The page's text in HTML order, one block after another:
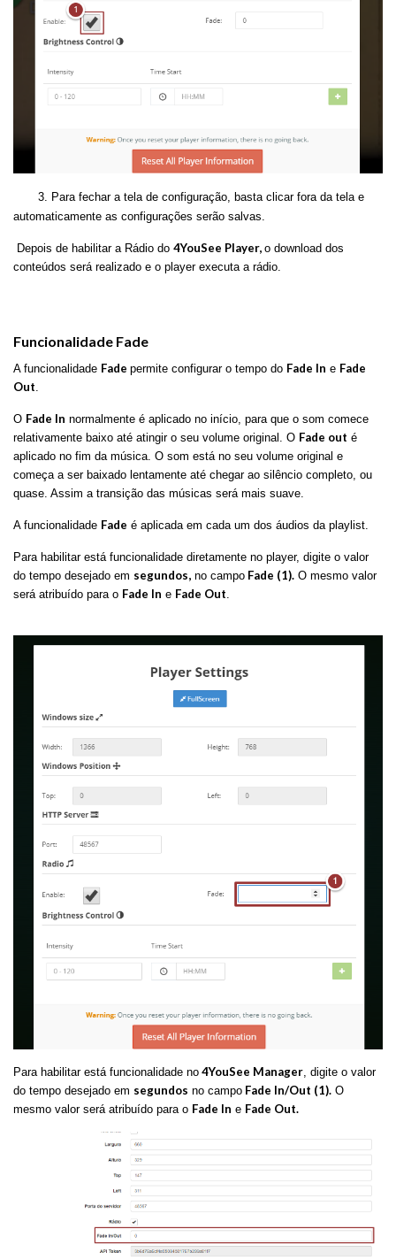
3. Para fechar a tela de configuração, basta clicar fora da tela e
automaticamente as configurações serão salvas.
Depois de habilitar a Rádio do 4YouSee Player, o download dos
conteúdos será realizado e o player executa a rádio.
Funcionalidade Fade
A funcionalidade Fade permite configurar o tempo do Fade In e Fade
Out
O Fade In normalmente é aplicado no início, para que o som comece
relativamente baixo até atingir o seu volume original. O Fade out é
aplicado no fim da música. O som está no seu volume original e
começa a ser baixado lentamente até chegar ao silêncio completo, ou
quase. Assim a transição das músicas será mais suave.
A funcionalidade Fade é aplicada em cada um dos áudios da playlist.
Para habilitar está funcionalidade diretamente no player, digite o valor
do tempo desejado em segundos, no campo Fade (1). O mesmo valor
será atribuído para o Fade In e Fade Out
Para habilitar está funcionalidade no 4YouSee Manager , digite o valor
do tempo desejado em segundos no campo Fade In/Out (1). O
mesmo valor será atribuído para o Fade In e Fade Out.